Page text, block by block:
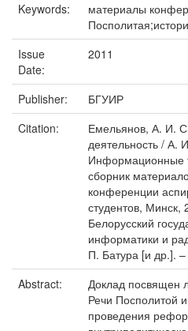
Keywords:
материалы
Issue
Date:
2011
Publisher:
БГУИР
Citation:
Емельянов, А. И.
деятельность / А.
Информационные
сборник
конференции
студентов, Минск,
Белорусский
информатики и
П. Батура [и др.].
Abstract:
Доклад посвящен
Речи Посполитой
проведения